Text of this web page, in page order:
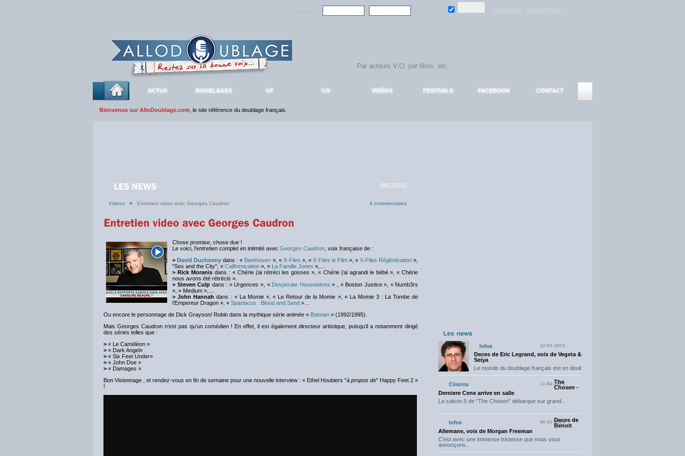
ACTUS DOUBLAGES V.F V.O VIDÉOS FESTIVALS FACEBOOK CONTACT
Bienvenue sur AlloDoublage.com , le site référence du doublage français.
08/12/2011
Videos > Entretien video avec Georges Caudron 4 commentaires
Chose promise, chose due !
Le voici, l'entretien complet en intimité avec Georges Caudron , voix française de :
> David Duchovny dans : « Beethoven », « X-Files », « X-Files le Film », «X-Files Régénération »,
"Sex and the City", « Californication », « La Famille Jones »,…
> Rick Moranisdans : « Chérie j’ai rétréci les gosses », « Chérie j’ai agrandi le bébé », « Chérie
nous avons été rétrécis ».
> Steven Culp dans : « Urgences », « Desperate Housewives » , « Boston Justice », « Numb3rs
», « Medium »,…
>John Hannah dans : « La Momie », « Le Retour de la Momie », « La Momie 3 : La Tombe de
l’Empereur Dragon », « Spartacus : Blood and Sand »…
Ou encore le personnage de Dick Grayson/ Robin dans la mythique série animée « Batman » (1992/1995).
Mais Georges Caudron n’est pas qu’un comédien ! En effet, il est également directeur artistique, puisqu’il a notamment dirigé
des séries telles que :
> « Le Caméléon »
> « Dark Angel»
> « Six Feet Under»
> « John Doe »
> « Damages »
Bon Visionnage , et rendez-vous en fin de semaine pour une nouvelle interview : « Ethel Houbiers "à propos de" Happy Feet 2 »
!
22/05/2025
Deces de Eric Legrand, voix de Vegeta &
Seiya
Le monde du doublage français est en deuil
11/04/2025
The
Chosen -
Derniere Cene arrive en salle
La saison 5 de "The Chosen" débarque sur grand...
09/01/2025Deces de
Benoit
Allemane, voix de Morgan Freeman
C'est avec une immense tristesse que nous vous
annonçons...